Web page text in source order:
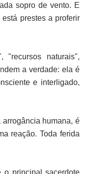
sopro de vento. E
prestes a proferir
"recursos naturais",
a verdade: ela é
e interligado,
humana, é
reação. Toda ferida
o principal sacerdote